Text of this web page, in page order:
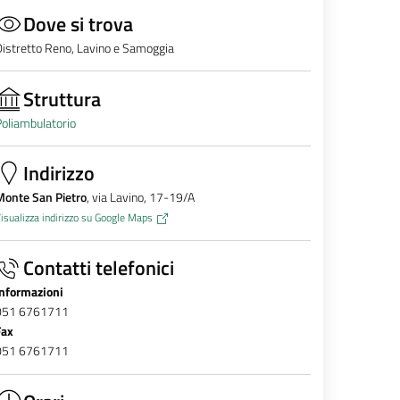
Dove si trova
Reno, Lavino e Samoggia
Struttura
Indirizzo
San Pietro, via Lavino, 17-19/A
indirizzo su Google Maps
Contatti telefonici
6761711
6761711